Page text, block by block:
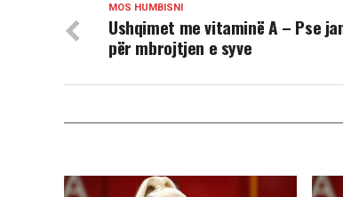
MOS HUMBISNI
Ushqimet me vitaminë A – Pse
për mbrojtjen e syve